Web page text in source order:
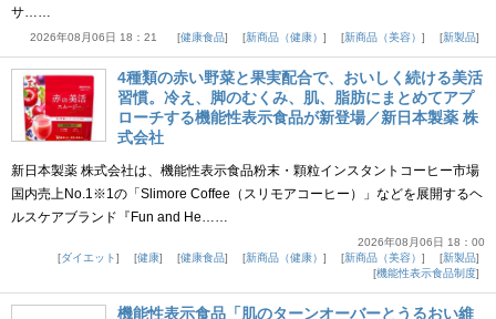
サ……
2026年08月06日 18：21 健康食品 新商品（健康） 新商品（美容） 新製品
4種類の赤い野菜と果実配合で、おいしく続ける美活
習慣。冷え、脚のむくみ、肌、脂肪にまとめてアプ
ローチする機能性表示食品が新登場／新日本製薬 株
式会社
新日本製薬 株式会社は、機能性表示食品粉末・顆粒インスタントコーヒー市場
国内売上No.1※1の「Slimore Coffee（スリモアコーヒー）」などを展開するヘ
ルスケアブランド『Fun and He……
2026年08月06日 18：00
ダイエット
健康 健康食品 新商品（健康） 新商品（美容）
新製品
機能性表示食品制度
機能性表示食品「肌のターンオーバーとうるおい維